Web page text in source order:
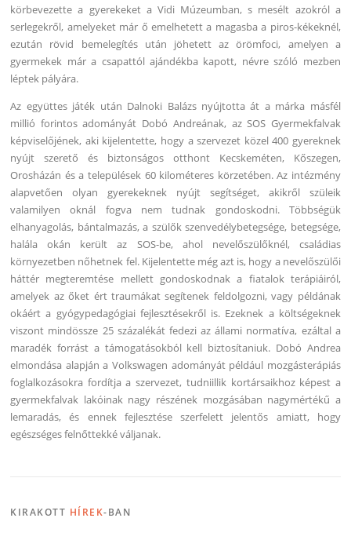
körbevezette a gyerekeket a Vidi Múzeumban, s mesélt azokról a
serlegekről, amelyeket már ő emelhetett a magasba a piros-kékeknél,
ezután rövid bemelegítés után jöhetett az örömfoci, amelyen a
gyermekek már a csapattól ajándékba kapott, névre szóló mezben
léptek pályára.
Az együttes játék után Dalnoki Balázs nyújtotta át a márka másfél
millió forintos adományát Dobó Andreának, az SOS Gyermekfalvak
képviselőjének, aki kijelentette, hogy a szervezet közel 400 gyereknek
nyújt szerető és biztonságos otthont Kecskeméten, Kőszegen,
Orosházán és a települések 60 kilométeres körzetében. Az intézmény
alapvetően olyan gyerekeknek nyújt segítséget, akikről szüleik
valamilyen oknál fogva nem tudnak gondoskodni. Többségük
elhanyagolás, bántalmazás, a szülők szenvedélybetegsége, betegsége,
halála okán került az SOS-be, ahol nevelőszülőknél, családias
környezetben nőhetnek fel. Kijelentette még azt is, hogy a nevelőszülői
háttér megteremtése mellett gondoskodnak a fiatalok terápiáiról,
amelyek az őket ért traumákat segítenek feldolgozni, vagy példának
okáért a gyógypedagógiai fejlesztésekről is. Ezeknek a költségeknek
viszont mindössze 25 százalékát fedezi az állami normatíva, ezáltal a
maradék forrást a támogatásokból kell biztosítaniuk. Dobó Andrea
elmondása alapján a Volkswagen adományát például mozgásterápiás
foglalkozásokra fordítja a szervezet, tudniillik kortársaikhoz képest a
gyermekfalvak lakóinak nagy részének mozgásában nagymértékű a
lemaradás, és ennek fejlesztése szerfelett jelentős amiatt, hogy
egészséges felnőttekké váljanak.
KIRAKOTT HÍREK-BAN